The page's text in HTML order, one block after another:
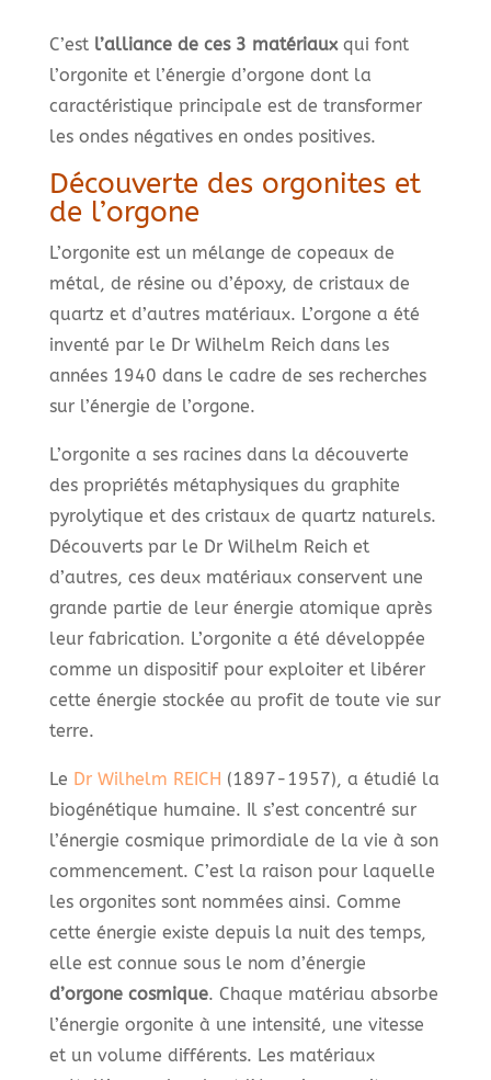
C’est l’alliance de ces 3 matériauxqui font
l’orgonite et l’énergie d’orgone dont la
caractéristique principale est de transformer
les ondes négatives en ondes positives.
Découverte des orgonites et
de l’orgone
L’orgonite est un mélange de copeaux de
métal, de résine ou d’époxy, de cristaux de
quartz et d’autres matériaux. L’orgone a été
inventé par le Dr Wilhelm Reich dans les
années 1940 dans le cadre de ses recherches
sur l’énergie de l’orgone.
L’orgonite a ses racines dans la découverte
des propriétés métaphysiques du graphite
pyrolytique et des cristaux de quartz naturels.
Découverts par le Dr Wilhelm Reich et
d’autres, ces deux matériaux conservent une
grande partie de leur énergie atomique après
leur fabrication. L’orgonite a été développée
comme un dispositif pour exploiter et libérer
cette énergie stockée au profit de toute vie sur
terre.
Le Dr Wilhelm REICH (1897-1957), a étudié la
biogénétique humaine. Il s’est concentré sur
l’énergie cosmique primordiale de la vie à son
commencement. C’est la raison pour laquelle
les orgonites sont nommées ainsi. Comme
cette énergie existe depuis la nuit des temps,
elle est connue sous le nom d’énergie
d’orgone cosmique. Chaque matériau absorbe
l’énergie orgonite à une intensité, une vitesse
et un volume différents. Les matériaux